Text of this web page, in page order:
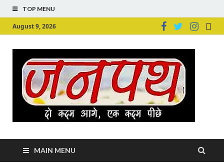
TOP MENU
August 9, 2026
MAIN MENU